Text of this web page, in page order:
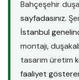
Bahçeşehir
sayfadasınız.
İstanbul
montajı,
tasarım üretim
faaliyet